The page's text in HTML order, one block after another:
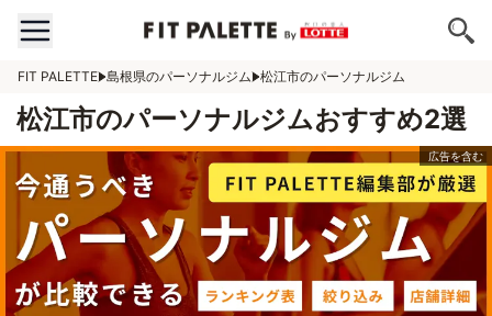
FIT PALETTE 島根県のパーソナルジム 松江市のパーソナルジム
松江市のパーソナルジムおすすめ2選